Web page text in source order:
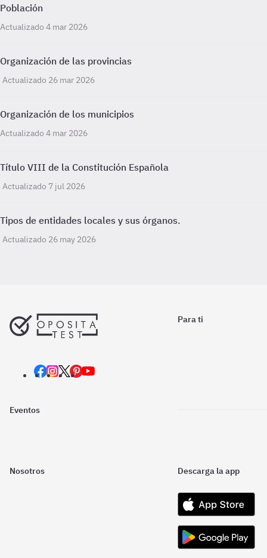
Población
Actualizado 4 mar 2026
Organización de las provincias
Actualizado 26 mar 2026
Organización de los municipios
Actualizado 4 mar 2026
Título VIII de la Constitución Española
Actualizado 7 jul 2026
Tipos de entidades locales y sus órganos.
Actualizado 26 may 2026
Para ti
Eventos
Nosotros Descarga la app